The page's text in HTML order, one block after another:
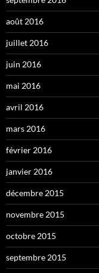
août 2016
juillet 2016
juin 2016
mai 2016
avril 2016
mars 2016
février 2016
janvier 2016
décembre 2015
novembre 2015
octobre 2015
septembre 2015